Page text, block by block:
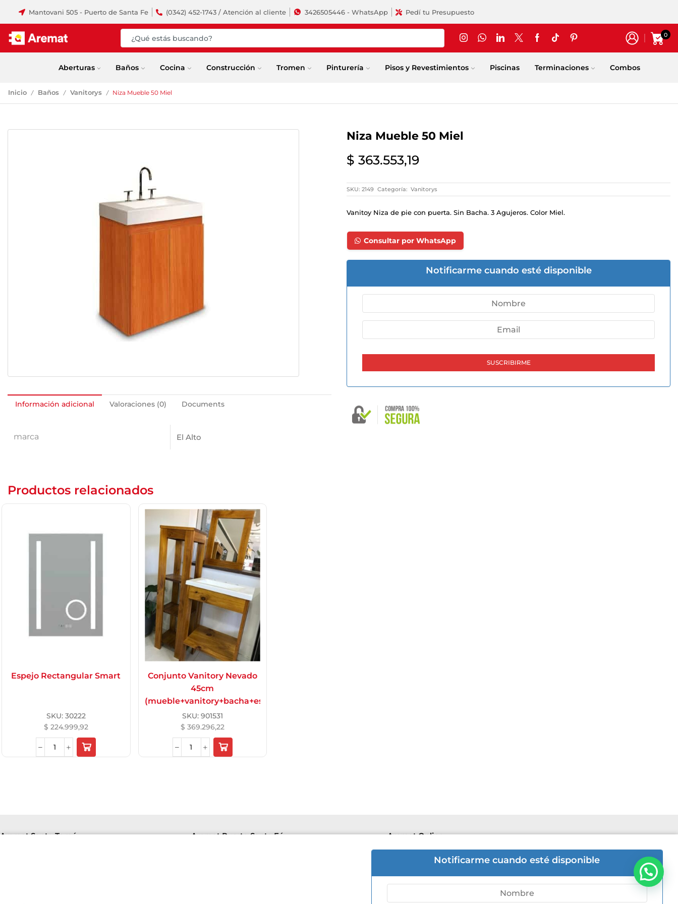
Mantovani 505 - Puerto de Santa Fe (0342) 452-1743 / Atención al cliente 3426505446 - WhatsApp Pedí tu Presupuesto
0
Aberturas Baños Cocina Construcción Tromen Pinturería Pisos y Revestimientos Piscinas Terminaciones Combos
Inicio / Baños / Vanitorys / Niza Mueble 50 Miel
Información adicional Valoraciones (0) Documents
marca El Alto
Niza Mueble 50 Miel
$ 363.553,19
SKU: 2149 Categoría: Vanitorys
Vanitoy Niza de pie con puerta. Sin Bacha. 3 Agujeros. Color Miel.
Consultar por WhatsApp
Notificarme cuando esté disponible
Productos relacionados
Espejo Rectangular Smart
SKU: 30222
$ 224.999,92
Conjunto Vanitory Nevado
45cm
(mueble+vanitory+bacha+espejo)
SKU: 901531
$ 369.296,22
Aremat Santo Tomé
Aremat Puerto Santa Fé
Aremat Online
Lu-Vie 8hs a 16hs | Sab 8hs a 12hs.
+54 9 3426 50-5446
Notificarme cuando esté disponible